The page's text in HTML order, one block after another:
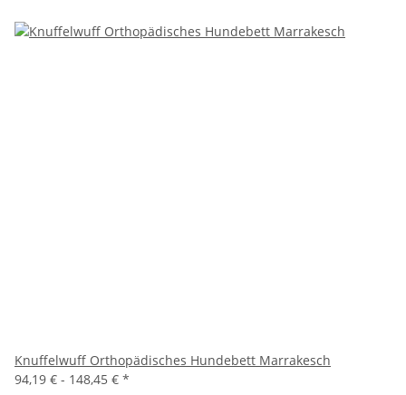
Knuffelwuff Orthopädisches Hundebett Marrakesch
94,19 € - 148,45 € *